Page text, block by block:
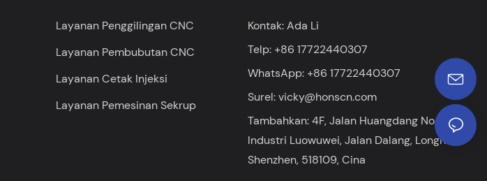
Layanan Penggilingan CNC
Layanan Pembubutan CNC
Layanan Cetak Injeksi
Layanan Pemesinan Sekrup
Kontak: Ada Li
Telp: +86 17722440307
WhatsApp: +86 17722440307
Surel:vicky@honscn.com
Tambahkan: 4F, ​​Jalan Huangdang No. 41,
Industri Luowuwei, Jalan Dalang, Longhua,
Shenzhen, 518109, Cina